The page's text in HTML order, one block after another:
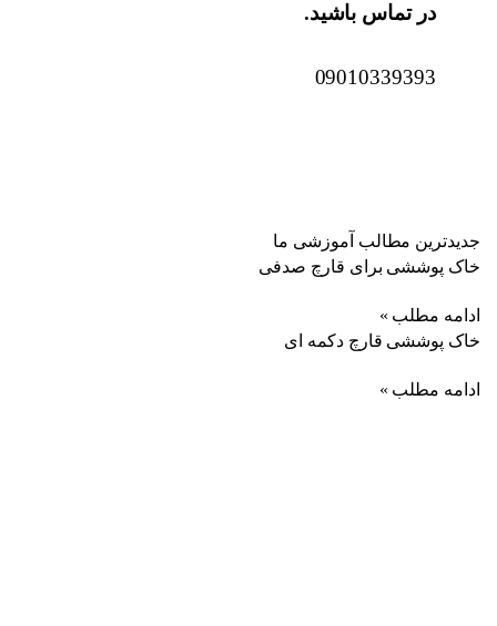
در تماس باشید.
09010339393
جدیدترین مطالب آموزشی ما
خاک پوششی برای قارچ صدفی
ادامه مطلب »
خاک پوششی قارچ دکمه ای
ادامه مطلب »